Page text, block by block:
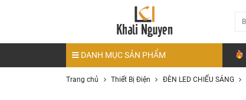
DANH MỤC SẢN PHẨM
Trang chủ Thiết Bị Điện ĐÈN LED CHIẾU SÁNG